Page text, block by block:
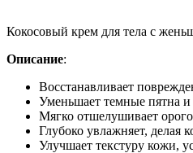
Кокосовый крем для тела с
Описание:
Восстанавливает
Уменьшает темные пятна
Мягко отшелушивает
Глубоко увлажняет, делая
Улучшает текстуру кожи,